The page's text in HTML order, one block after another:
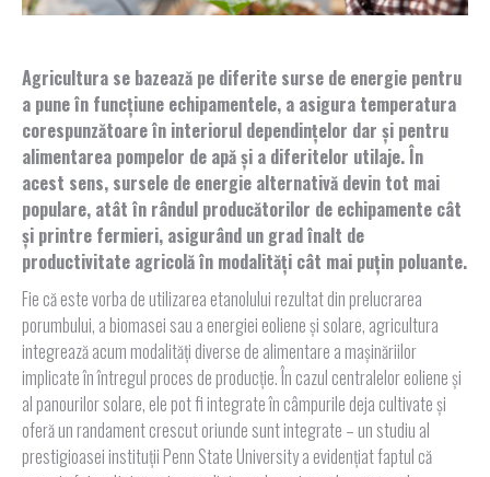
Agricultura se bazează pe diferite surse de energie pentru
a pune în funcțiune echipamentele, a asigura temperatura
corespunzătoare în interiorul dependințelor dar și pentru
alimentarea pompelor de apă și a diferitelor utilaje. În
acest sens, sursele de energie alternativă devin tot mai
populare, atât în rândul producătorilor de echipamente cât
și printre fermieri, asigurând un grad înalt de
productivitate agricolă în modalități cât mai puțin poluante.
Fie că este vorba de utilizarea etanolului rezultat din prelucrarea
porumbului, a biomasei sau a energiei eoliene și solare, agricultura
integrează acum modalități diverse de alimentare a mașinăriilor
implicate în întregul proces de producție. În cazul centralelor eoliene și
al panourilor solare, ele pot fi integrate în câmpurile deja cultivate și
oferă un randament crescut oriunde sunt integrate – un studiu al
prestigioasei instituții Penn State University a evidențiat faptul că